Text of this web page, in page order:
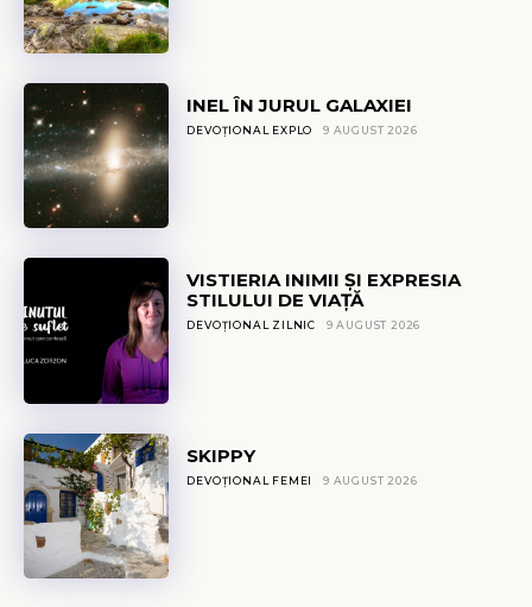
INEL ÎN JURUL GALAXIEI
DEVOȚIONAL EXPLO 9 AUGUST 2026
VISTIERIA INIMII ȘI EXPRESIA
STILULUI DE VIAȚĂ
DEVOȚIONAL ZILNIC 9 AUGUST 2026
SKIPPY
DEVOȚIONAL FEMEI 9 AUGUST 2026